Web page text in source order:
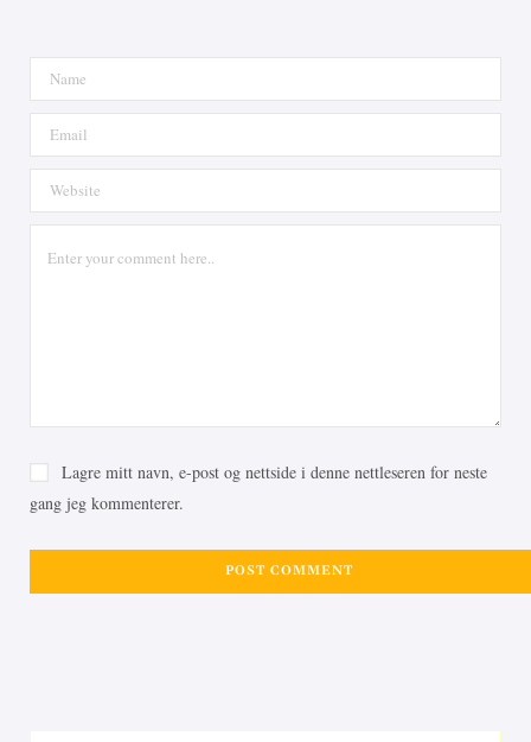
Lagre mitt navn, e-post og nettside i denne nettleseren for neste
gang jeg kommenterer.